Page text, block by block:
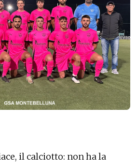
il calciotto: non ha la